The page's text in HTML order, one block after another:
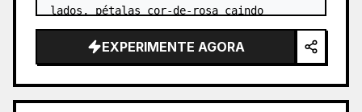
lados, pétalas cor-de-rosa caindo
dinamicamente, luz difusa suave
(qualidade de luz de dia nublado),
estética d…
EXPERIMENTE AGORA